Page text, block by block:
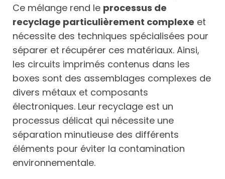
Ce mélange rend le processus de
recyclage particulièrement complexe et
nécessite des techniques spécialisées pour
séparer et récupérer ces matériaux. Ainsi,
les circuits imprimés contenus dans les
boxes sont des assemblages complexes de
divers métaux et composants
électroniques. Leur recyclage est un
processus délicat qui nécessite une
séparation minutieuse des différents
éléments pour éviter la contamination
environnementale.